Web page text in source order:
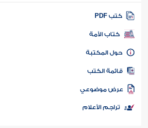
كتب PDF
كتاب الأمة
المكتبة
الكتب
موضوعي